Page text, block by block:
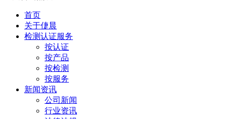
首页
关于倢晨
检测认证服务
按认证
按产品
按检测
按服务
新闻资讯
公司新闻
行业资讯